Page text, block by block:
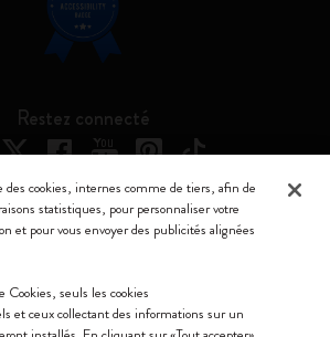
Restez connecté
enregistrée de Moleskine Srl a socio unico
n. 07234480965 - REA MI 1945400 - Cap.
cookies, internes comme de tiers, afin de
statistiques, pour personnaliser votre
et pour vous envoyer des publicités alignées
seuls les cookies
et ceux collectant des informations sur un